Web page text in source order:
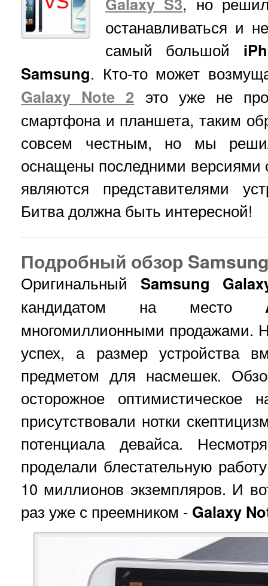
останавливаться и
самый большой
Samsung. Кто-то может
Galaxy Note 2 это уже не
смартфона и планшета, таким
совсем честным, но мы
оснащены последними версиями
являются представителями
Битва должна быть интересной!
Подробный обзор
Оригинальный Samsung
кандидатом на место
многомиллионными продажами.
успех, а размер устройства
предметом для насмешек.
осторожное оптимистическое
присутствовали нотки
потенциала девайса.
проделали блестательную
10 миллионов экземпляров. И
раз уже с преемником - Galaxy